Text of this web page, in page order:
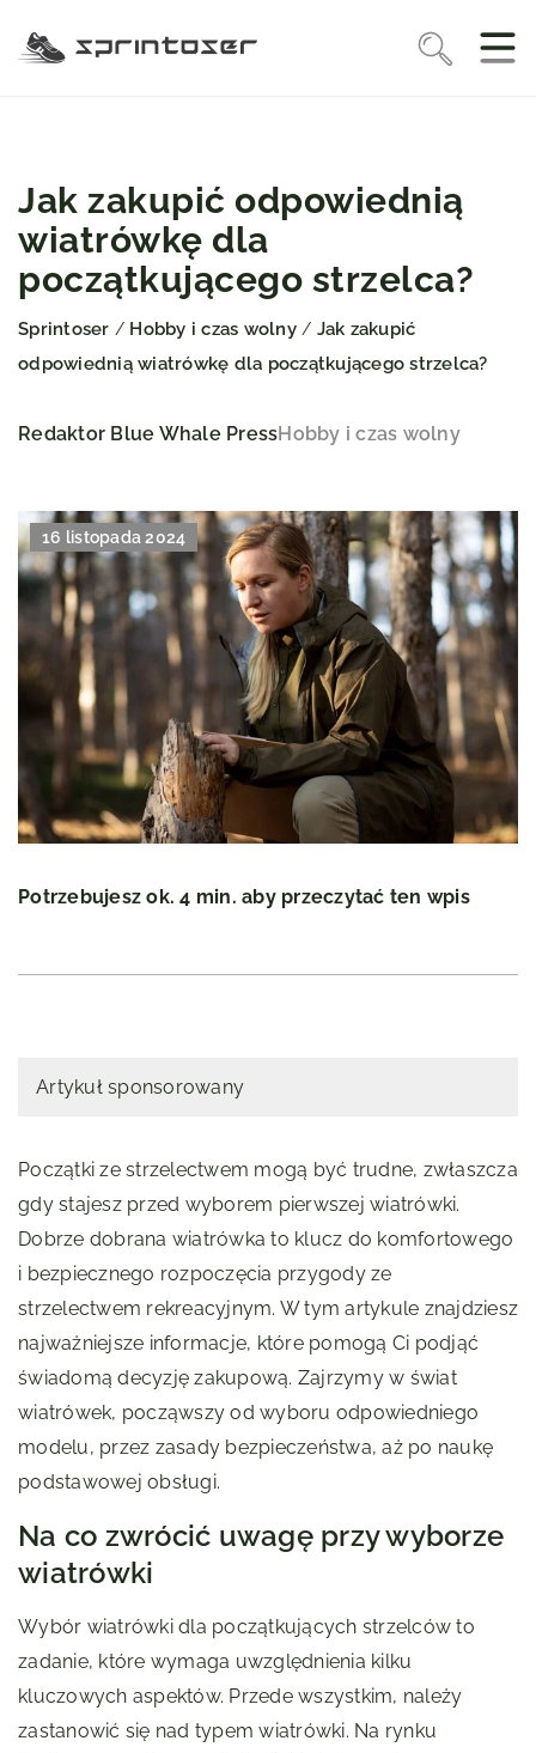
Jak zakupić odpowiednią
wiatrówkę dla
początkującego strzelca?
Sprintoser / Hobby i czas wolny/ Jak zakupić
odpowiednią wiatrówkę dla początkującego strzelca?
Redaktor Blue Whale PressHobby i czas wolny
16 listopada 2024
Potrzebujesz ok. 4 min. aby przeczytać ten wpis
Artykuł sponsorowany
Początki ze strzelectwem mogą być trudne, zwłaszcza
gdy stajesz przed wyborem pierwszej wiatrówki.
Dobrze dobrana wiatrówka to klucz do komfortowego
i bezpiecznego rozpoczęcia przygody ze
strzelectwem rekreacyjnym. W tym artykule znajdziesz
najważniejsze informacje, które pomogą Ci podjąć
świadomą decyzję zakupową. Zajrzymy w świat
wiatrówek, począwszy od wyboru odpowiedniego
modelu, przez zasady bezpieczeństwa, aż po naukę
podstawowej obsługi.
Na co zwrócić uwagę przy wyborze
wiatrówki
Wybór wiatrówki dla początkujących strzelców to
zadanie, które wymaga uwzględnienia kilku
kluczowych aspektów. Przede wszystkim, należy
zastanowić się nad typem wiatrówki. Na rynku